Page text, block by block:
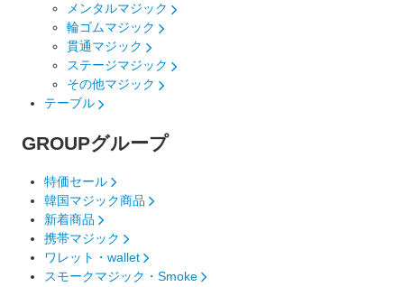
メンタルマジック
輪ゴムマジック
貫通マジック
ステージマジック
その他マジック
テーブル
GROUPグループ
特価セール
韓国マジック商品
新着商品
携帯マジック
ワレット・wallet
スモークマジック・Smoke